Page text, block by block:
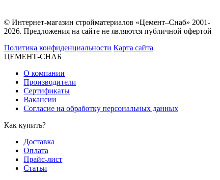
© Интернет-магазин стройматериалов «Цемент–Снаб» 2001-
2026. Предложения на сайте не являются публичной офертой
Политика конфиденциальности Карта сайта
ЦЕМЕНТ-СНАБ
О компании
Производители
Сертификаты
Вакансии
Согласие на обработку персональных данных
Как купить?
Доставка
Оплата
Прайс-лист
Статьи